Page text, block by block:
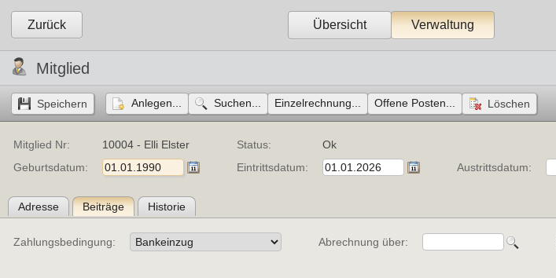
Zurück Übersicht Verwaltung
Mitglied
Anlegen... Suchen... Einzelrechnung... Offene Posten...
Mitglied Nr: 10004 - Elli Elster Status:
Ok
Geburtsdatum:
Eintrittsdatum: Austrittsdatum:
Adresse Beiträge Historie
Zahlungsbedingung: Abrechnung über: